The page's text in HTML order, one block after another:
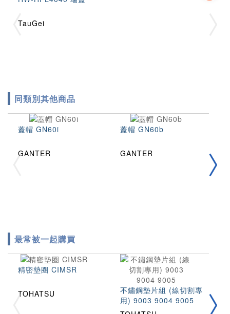
TauGei
同類別其他商品
蓋帽 GN60i
GANTER
蓋帽 GN60b
GANTER
最常被一起購買
精密墊圈 CIMSR
TOHATSU
不鏽鋼墊片組 (線切割專
用) 9003 9004 9005